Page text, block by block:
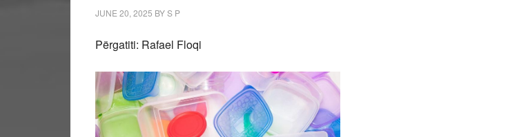
JUNE 20, 2025 BYS P
Përgatiti: Rafael Floqi